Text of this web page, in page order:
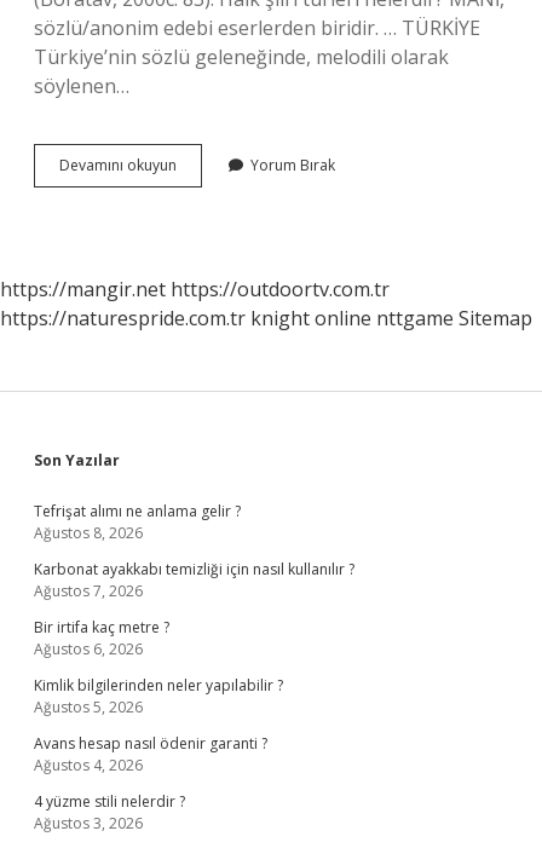
sözlü/anonim edebi eserlerden biridir. … TÜRKİYE
Türkiye’nin sözlü geleneğinde, melodili olarak
söylenen…
Devamını okuyun
Şairlerinin
Yorum Bırak
https://mangir.net https://outdoortv.com.tr
https://naturespride.com.tr knight online nttgame Sitemap
Sidebar
Son Yazılar
Tefrişat alımı ne anlama gelir ?
Ağustos 8, 2026
Karbonat ayakkabı temizliği için nasıl kullanılır ?
Ağustos 7, 2026
Bir irtifa kaç metre ?
Ağustos 6, 2026
Kimlik bilgilerinden neler yapılabilir ?
Ağustos 5, 2026
Avans hesap nasıl ödenir garanti ?
Ağustos 4, 2026
4 yüzme stili nelerdir ?
Ağustos 3, 2026